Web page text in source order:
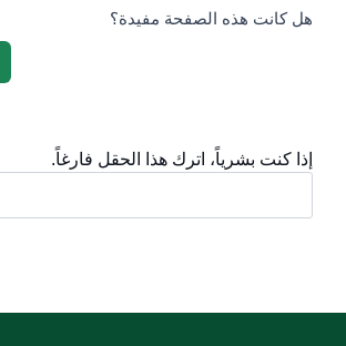
survey_v2
هل كانت هذه الصفحة مفيدة؟
إذا كنت بشرياً، اترك هذا الحقل فارغاً.